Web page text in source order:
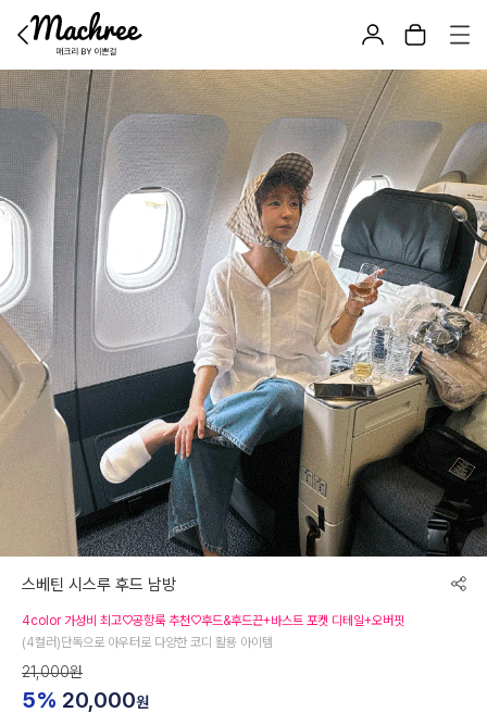
스베틴 시스루 후드 남방
4color 가성비 최고♡공항룩 추천♡후드&후드끈+바스트 포켓 디테일+오버핏
(4컬러)단독으로 아우터로 다양한 코디 활용 아이템
21,000원
5% 20,000원